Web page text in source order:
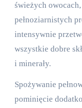
świeżych
pełnoziarnistych
intensywnie
wszystkie dobre
i minerały.
Spożywanie
pominięcie